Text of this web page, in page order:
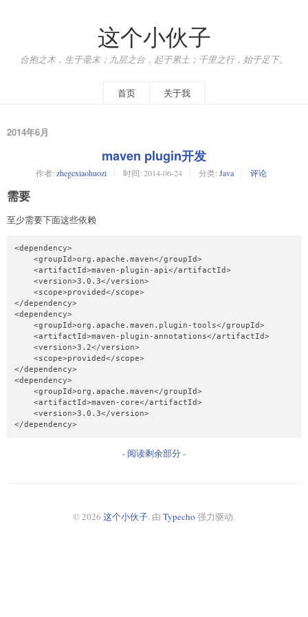
这个小伙子
合抱之木，生于毫末；九层之台，起于累土；千里之行，始于足下。
首页 关于我
2014年6月
maven plugin开发
作者: zhegexiaohuozi 时间: 2014-06-24 分类: Java 评论
需要
至少需要下面这些依赖
<dependency>
    <groupId>org.apache.maven</groupId>
    <artifactId>maven-plugin-api</artifactId>
    <version>3.0.3</version>
    <scope>provided</scope>
</dependency>
<dependency>
    <groupId>org.apache.maven.plugin-tools</groupId>
    <artifactId>maven-plugin-annotations</artifactId>
    <version>3.2</version>
    <scope>provided</scope>
</dependency>
<dependency>
    <groupId>org.apache.maven</groupId>
    <artifactId>maven-core</artifactId>
    <version>3.0.3</version>
</dependency>
- 阅读剩余部分 -
© 2026 这个小伙子. 由 Typecho 强力驱动.